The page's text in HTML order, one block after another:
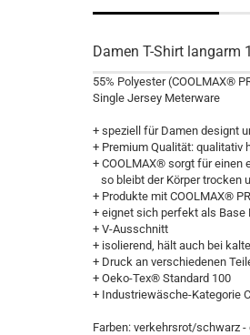
Damen T-Shirt langarm
55% Polyester (COOLMAX®
Single Jersey Meterware
+ speziell für Damen designt
+ Premium Qualität: qualitativ
+ COOLMAX® sorgt für
so bleibt der Körper trocken
+ Produkte mit COOLMAX®
+ eignet sich perfekt als Base
+ V-Ausschnitt
+ isolierend, hält auch bei
+ Druck an verschiedenen
+ Oeko-Tex® Standard 100
+ Industriewäsche-Kategorie
Farben: verkehrsrot/schwarz